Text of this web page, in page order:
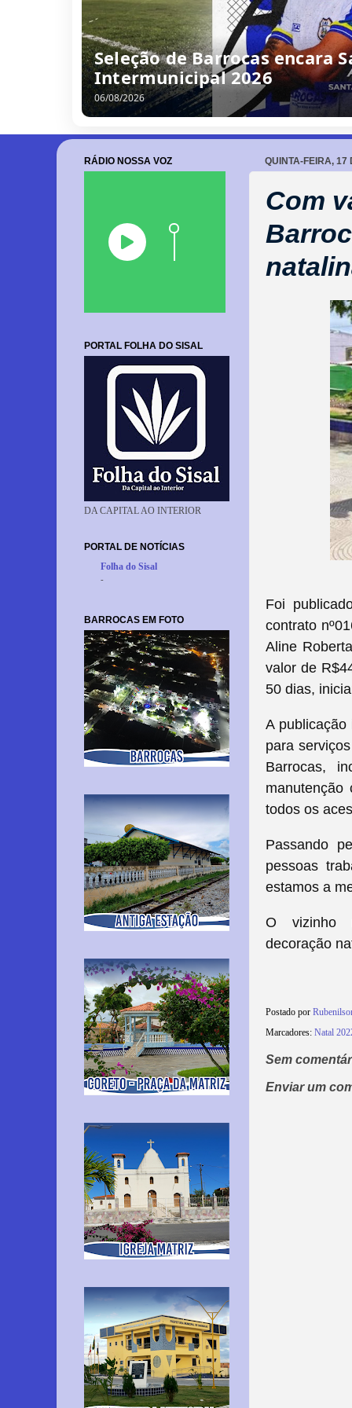
0
8
/
2
0
2
6
QUINTA-FEIRA, 17
Com
Foi
contrato
Aline
valor de
50 dias,
A
para
Barrocas,
todos os
Passando
pessoas
estamos a
O vizinho
decoração
Postado por
Marcadores: Natal
Sem
Enviar um
RÁDIO NOSSA VOZ
PORTAL FOLHA DO SISAL
DA CAPITAL AO INTERIOR
PORTAL DE NOTÍCIAS
Folha do Sisal
-
BARROCAS EM FOTO